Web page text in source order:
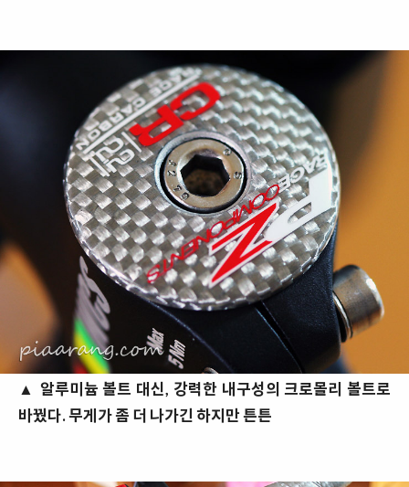
▲ 알루미늄 볼트 대신, 강력한 내구성의 크로몰리 볼트로
바꿨다. 무게가 좀 더 나가긴 하지만 튼튼